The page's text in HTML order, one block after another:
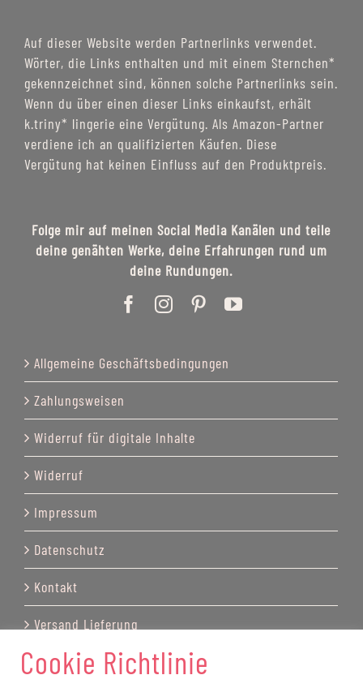
Auf dieser Website werden Partnerlinks verwendet.
Wörter, die Links enthalten und mit einem Sternchen*
gekennzeichnet sind, können solche Partnerlinks sein.
Wenn du über einen dieser Links einkaufst, erhält
k.triny* lingerie eine Vergütung. Als Amazon-Partner
verdiene ich an qualifizierten Käufen. Diese
Vergütung hat keinen Einfluss auf den Produktpreis.
Folge mir auf meinen Social Media Kanälen und teile
deine genähten Werke, deine Erfahrungen rund um
deine Rundungen.
Allgemeine Geschäftsbedingungen
Zahlungsweisen
Widerruf für digitale Inhalte
Widerruf
Impressum
Datenschutz
Kontakt
Versand Lieferung
Cookie Richtlinie